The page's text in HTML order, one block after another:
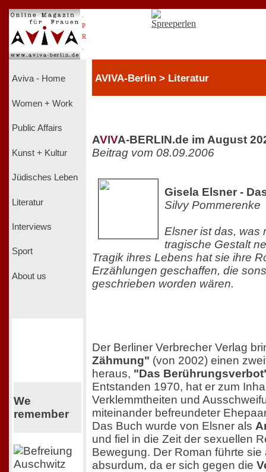
P
R
Aviva - Home
Women + Work
Public Affairs
Kunst + Kultur
Jüdisches Leben
Literatur
Interviews
Sport
About us
We
remember
AVIVA-Berlin > Literatur
AVIVA-BERLIN.de im August
Beitrag vom 08.09.2006
Gisela Elsner -
Silvy Pommerenke
Elsner ist das, was
tragische Gestalt
Tragik ihres Lebens hat sie ihre
Erzählungen geschaffen, die
geschrieben worden wären.
Der Berliner Verbrecher Verlag
Zähmung" (von 2002) einen
heraus, "Das
Entstanden 1970, hat er zum
Verklemmtheiten und
miteinander befreundeter
Das Buch wurde von Elsner als
und fiel in die Zeit der sexuellen
Bewegung. Der Roman führte
absurdum, da er sich gegen die